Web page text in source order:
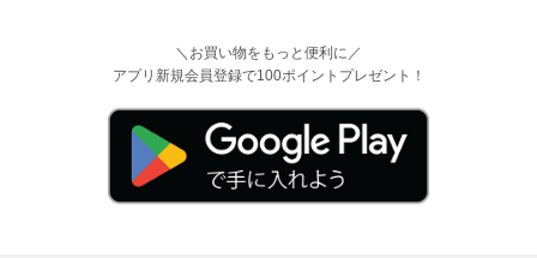
＼お買い物をもっと便利に／
アプリ新規会員登録で100ポイントプレゼント！